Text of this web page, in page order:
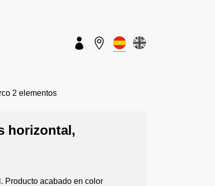
 
2 elementos
horizontal,
Producto acabado en color